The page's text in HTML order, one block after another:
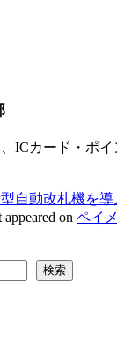
ICカード・ポ
自動改札機を
appeared on ペイ
検索